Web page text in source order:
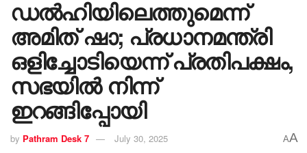
ഡൽഹിയിലെത്തുമെന്ന്
അമിത് ഷാ; പ്രധാനമന്ത്രി
ഒളിച്ചോടിയെന്ന് പ്രതിപക്ഷം,
സഭയിൽ നിന്ന്
ഇറങ്ങിപ്പോയി
by Pathram Desk 7 July 30, 2025 AA